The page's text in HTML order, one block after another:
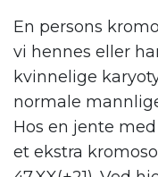
En persons
vi hennes eller
kvinnelige
normale
Hos en jente
et ekstra